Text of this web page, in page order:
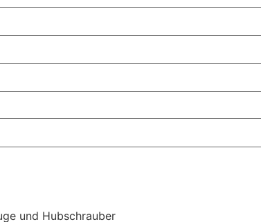
und Hubschrauber